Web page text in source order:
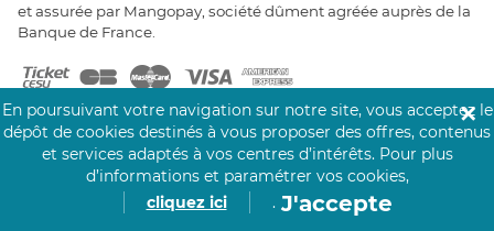
et assurée par Mangopay, société dûment agréée auprès de la
Banque de France.
NOS PARTENAIRES
En poursuivant votre navigation sur notre site, vous acceptez le
dépôt de cookies destinés à vous proposer des offres, contenus
et services adaptés à vos centres d’intérêts. Pour plus
d’informations et paramétrer vos cookies,
cliquez ici
. J'accepte
✕